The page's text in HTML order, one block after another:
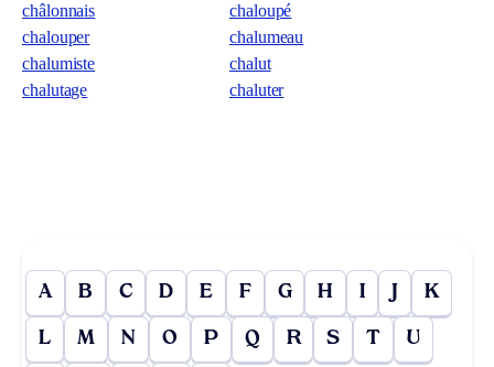
châlonnais
chaloupé
chalouper
chalumeau
chalumiste
chalut
chalutage
chaluter
A B C D E F G H I J K
L M N O P Q R S T U